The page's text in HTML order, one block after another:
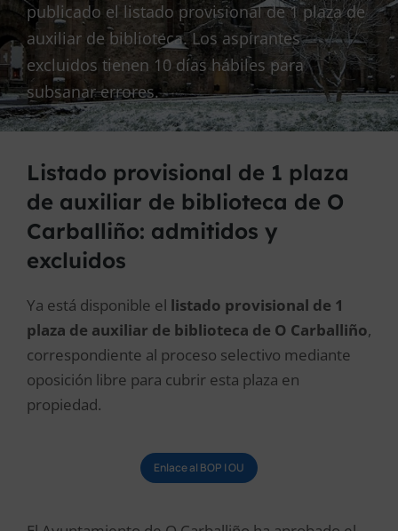
publicado el listado provisional de 1 plaza de
auxiliar de biblioteca. Los aspirantes
excluidos tienen 10 días hábiles para
subsanar errores.
Listado provisional de 1 plaza
de auxiliar de biblioteca de O
Carballiño: admitidos y
excluidos
Ya está disponible el listado provisional de 1
plaza de auxiliar de biblioteca de O Carballiño,
correspondiente al proceso selectivo mediante
oposición libre para cubrir esta plaza en
propiedad.
Enlace al BOP | OU